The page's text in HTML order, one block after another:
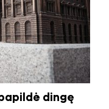
dingę